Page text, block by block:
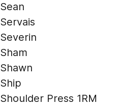
Sean
Servais
Severin
Sham
Shawn
Ship
Shoulder Press 1RM